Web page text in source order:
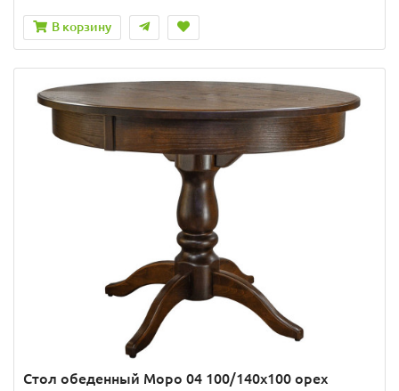
В корзину
Стол обеденный Моро 04 100/140х100 орех